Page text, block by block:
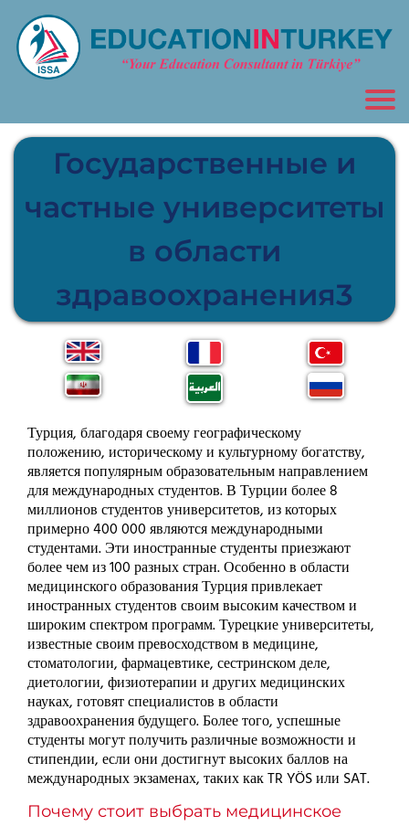
Государственные и
частные университеты
в области
здравоохранения3
Турция, благодаря своему географическому
положению, историческому и культурному богатству,
является популярным образовательным направлением
для международных студентов. В Турции более 8
миллионов студентов университетов, из которых
примерно 400 000 являются международными
студентами. Эти иностранные студенты приезжают
более чем из 100 разных стран. Особенно в области
медицинского образования Турция привлекает
иностранных студентов своим высоким качеством и
широким спектром программ. Турецкие университеты,
известные своим превосходством в медицине,
стоматологии, фармацевтике, сестринском деле,
диетологии, физиотерапии и других медицинских
науках, готовят специалистов в области
здравоохранения будущего. Более того, успешные
студенты могут получить различные возможности и
стипендии, если они достигнут высоких баллов на
международных экзаменах, таких как TR YÖS или SAT.
Почему стоит выбрать медицинское